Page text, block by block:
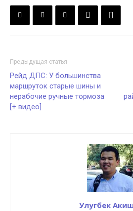
Предыдущая статья
Рейд ДПС: У большинства
маршруток старые шины и
нерабочие ручные тормоза
[+ видео]
Улугбек